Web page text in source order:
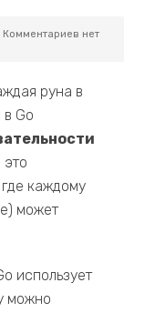
Комментариев нет
руна в
в Go
где каждому
может
использует
можно